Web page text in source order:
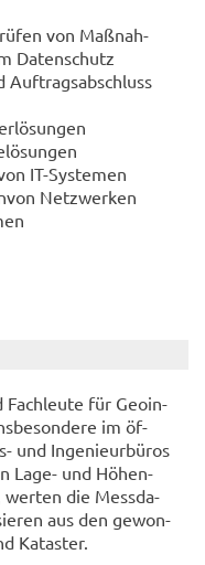
von Maß­nah­
Da­ten­schutz
Auf­trags­ab­schluss
IT-​Systemen
Netz­wer­ken
Fach­leu­te für Geo­in­
im öf­
und In­ge­nieur­bü­ros
Lage- und Hö­hen­
wer­ten die Mess­da­
aus den ge­won­
Ka­tas­ter.